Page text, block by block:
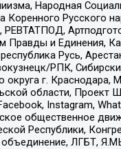
Народная
Русского
РЕВТАТПОД,
и Единения,
Русь,
РПК,
г.
области, Проект
Instagram,
общественное
Республики,
ЛГБТ,